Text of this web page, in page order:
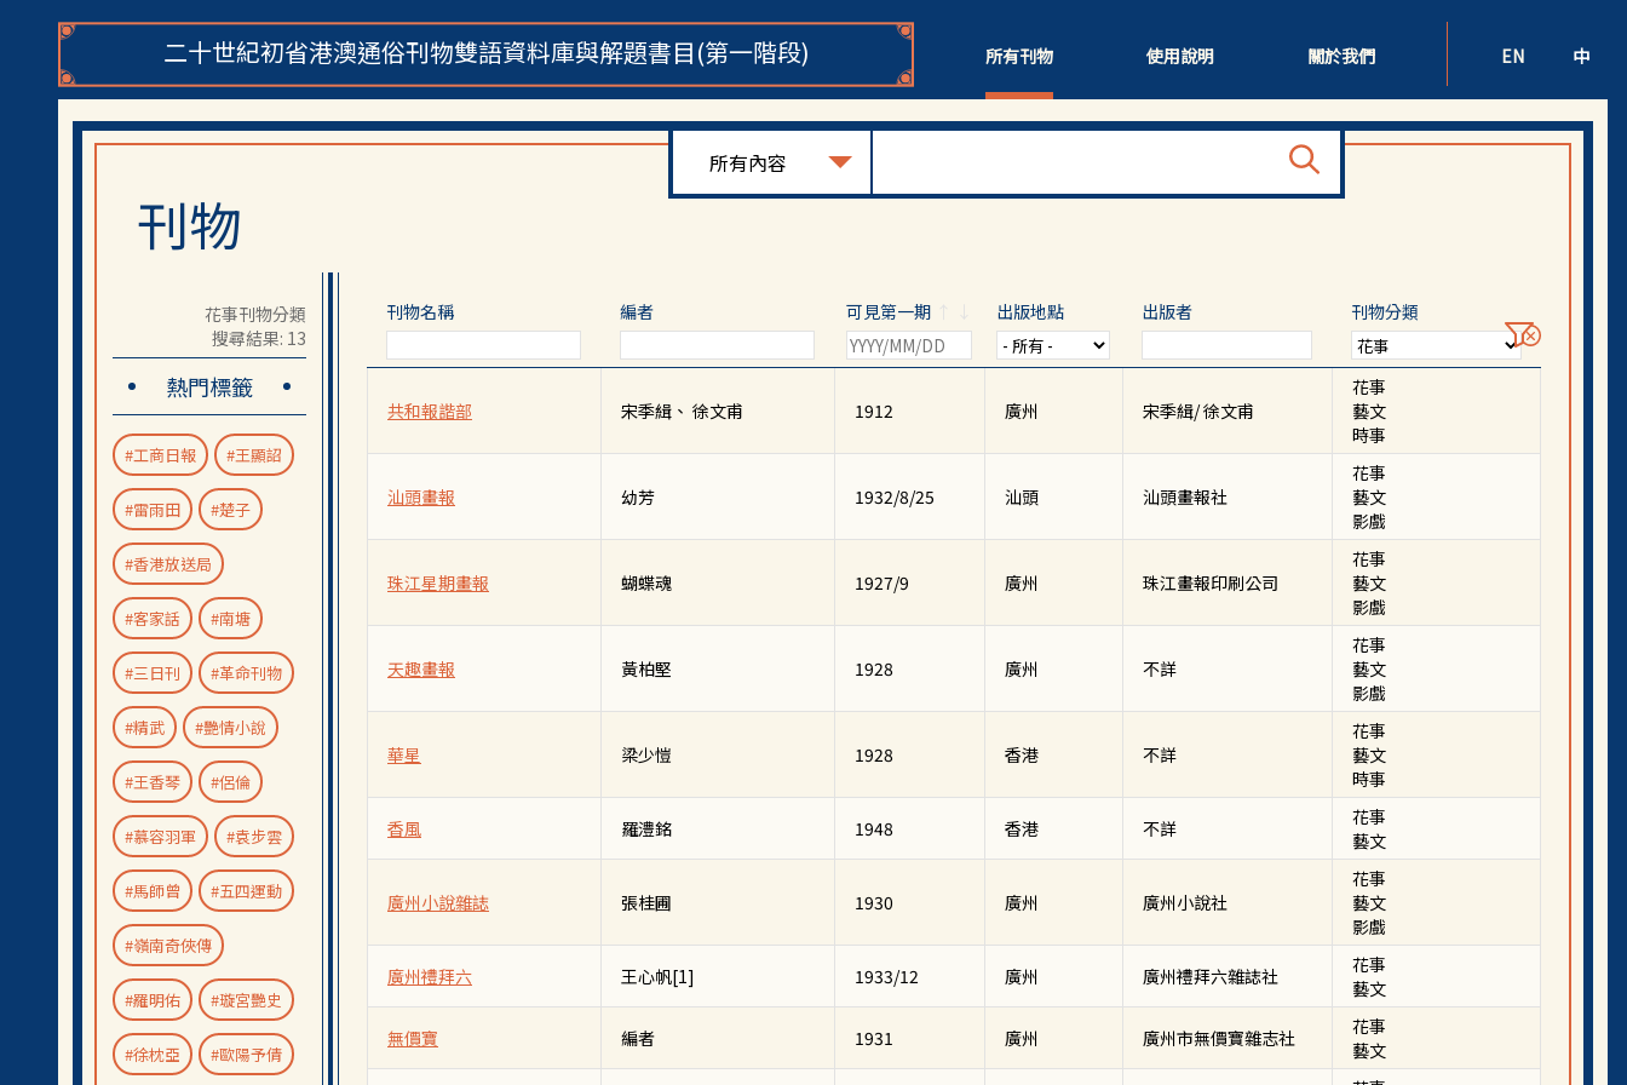
二十世紀初省港澳通俗刊物雙語資料庫與解題書目(第一階段) 所有刊物 使用說明 關於我們 EN 中
刊物
花事刊物分類
搜尋結果: 13
熱門標籤
#工商日報 #王顯詔
#雷雨田 #楚子
#香港放送局
#客家話 #南塘
#三日刊 #革命刊物
#精武 #艷情小說
#王香琴 #侶倫
#慕容羽軍 #袁步雲
#馬師曾 #五四運動
#嶺南奇俠傳
#羅明佑 #璇宮艷史
#徐枕亞 #歐陽予倩
刊物名稱 編者 可見第一期 ↑ ↓ 出版地點 出版者 刊物分類
共和報諧部 宋季緝、 徐文甫 1912 廣州 宋季緝/ 徐文甫
花事
藝文
時事
汕頭畫報 幼芳 1932/8/25 汕頭 汕頭畫報社
花事
藝文
影戲
珠江星期畫報 蝴蝶魂 1927/9 廣州 珠江畫報印刷公司
花事
藝文
影戲
天趣畫報 黃柏堅 1928 廣州 不詳
花事
藝文
影戲
華星 梁少愷 1928 香港 不詳
花事
藝文
時事
香風 羅澧銘 1948 香港 不詳
花事
藝文
廣州小說雜誌 張桂圃 1930 廣州 廣州小說社
花事
藝文
影戲
廣州禮拜六 王心帆[1] 1933/12 廣州 廣州禮拜六雜誌社
花事
藝文
無價寶 編者 1931 廣州 廣州市無價寶雜志社
花事
藝文